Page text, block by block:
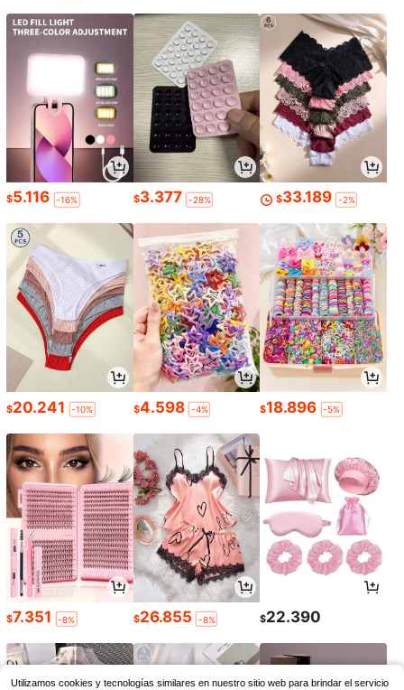
$5.116 -16% $3.377 -28% $33.189 -2%
$20.241 -10% $4.598 -4% $18.896 -5%
$7.351 -8% $26.855 -8% $22.390
Utilizamos cookies y tecnologías similares en nuestro sitio web para brindar el servicio